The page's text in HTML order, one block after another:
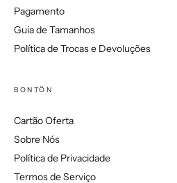
Pagamento
Guia de Tamanhos
Política de Trocas e Devoluções
BONTÖN
Cartão Oferta
Sobre Nós
Política de Privacidade
Termos de Serviço